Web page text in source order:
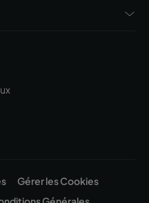
Gérer les Cookies